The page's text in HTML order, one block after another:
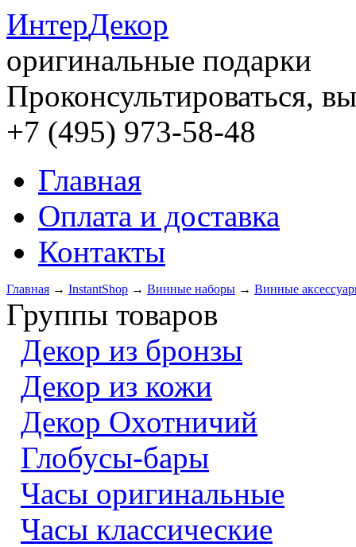
ИнтерДекор
оригинальные подарки
Проконсультироваться,
+7 (495) 973-58-48
Главная
Оплата и доставка
Контакты
Главная → InstantShop → Винные наборы → Винные
Группы товаров
Декор из бронзы
Декор из кожи
Декор Охотничий
Глобусы-бары
Часы оригинальные
Часы классические